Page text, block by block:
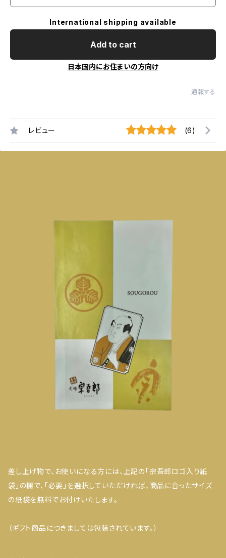
International shipping available
Add to cart
日本国内にお住まいの方向け
通報する
レビュー (6)
差し上げ物で、お使いになる方には、上記の「宗吾郎ロゴ入り紙
袋」の欄で、「必要」を選択していただければ、商品に合ったサイズ
の紙袋を無料でお付けいたします。
（ギフト商品につきましては包装されています。）